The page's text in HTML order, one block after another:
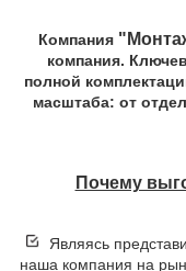
Компания
компания.
полной
масштаба: от
Почему
Являясь
наша компания на